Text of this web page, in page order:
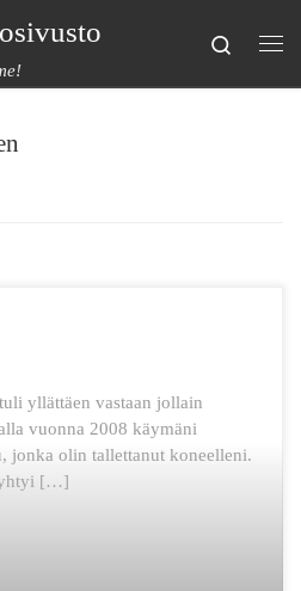
Search
yllättäen vastaan jollain
vuonna 2008 käymäni
jonka olin tallettanut koneelleni.
[…]